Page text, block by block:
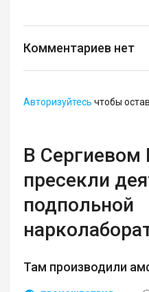
Комментариев нет
Авторизуйтесь чтобы
В Сергиевом
пресекли
подпольной
Там производили